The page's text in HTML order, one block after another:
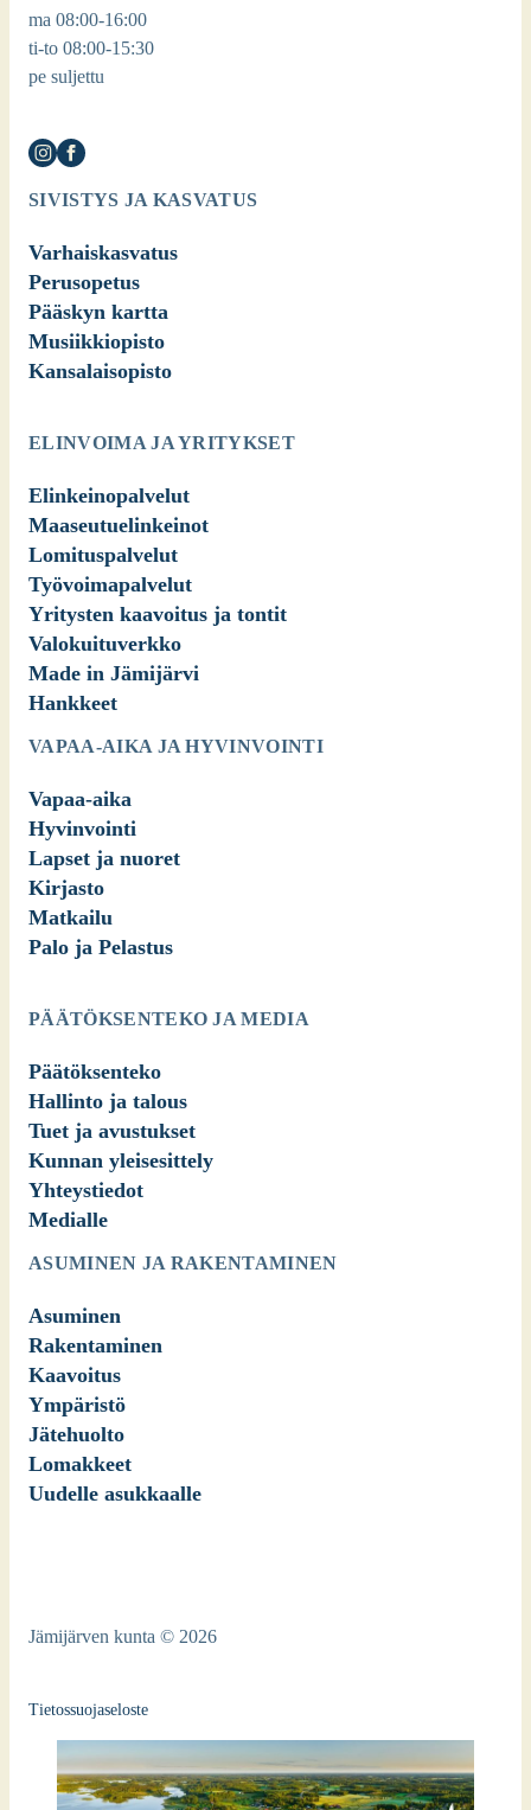
ma 08:00-16:00
ti-to 08:00-15:30
pe suljettu
SIVISTYS JA KASVATUS
Varhaiskasvatus
Perusopetus
Pääskyn kartta
Musiikkiopisto
Kansalaisopisto
ELINVOIMA JA YRITYKSET
Elinkeinopalvelut
Maaseutuelinkeinot
Lomituspalvelut
Työvoimapalvelut
Yritysten kaavoitus ja tontit
Valokuituverkko
Made in Jämijärvi
Hankkeet
VAPAA-AIKA JA HYVINVOINTI
Vapaa-aika
Hyvinvointi
Lapset ja nuoret
Kirjasto
Matkailu
Palo ja Pelastus
PÄÄTÖKSENTEKO JA MEDIA
Päätöksenteko
Hallinto ja talous
Tuet ja avustukset
Kunnan yleisesittely
Yhteystiedot
Medialle
ASUMINEN JA RAKENTAMINEN
Asuminen
Rakentaminen
Kaavoitus
Ympäristö
Jätehuolto
Lomakkeet
Uudelle asukkaalle
Jämijärven kunta © 2026
Tietossuojaseloste